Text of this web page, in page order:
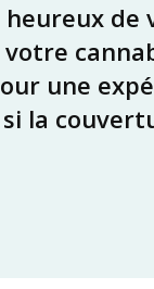
heureux
une
la